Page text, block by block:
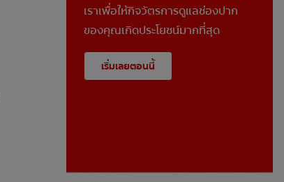
เราเพื่อให้กิจวัตรการดูแลช่องปาก
ของคุณเกิดประโยชน์มากที่สุด
เริ่มเลยตอนนี้